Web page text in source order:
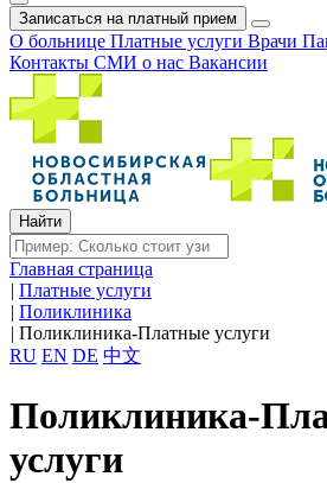
Записаться на платный прием
О больнице Платные услуги Врачи
Контакты СМИ о нас Вакансии
Главная страница
| Платные услуги
| Поликлиника
| Поликлиника-Платные услуги
RU EN DE 中文
Поликлиника-
услуги